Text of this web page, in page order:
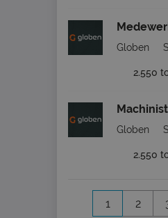
Globen
2.550
Globen
2.550
1 2